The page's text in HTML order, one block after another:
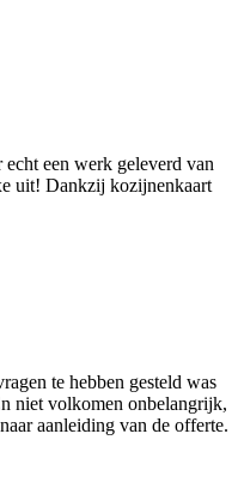
een werk geleverd van
uit! Dankzij kozijnenkaart
te hebben gesteld was
niet volkomen onbelangrijk,
aanleiding van de offerte.